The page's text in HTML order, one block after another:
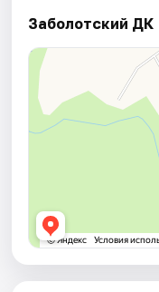
Заболотский ДК